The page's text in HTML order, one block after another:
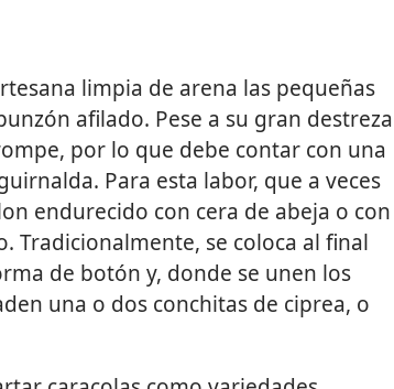
limpia de arena las pequeñas
afilado. Pese a su gran destreza
por lo que debe contar con una
Para esta labor, que a veces
endurecido con cera de abeja o con
Tradicionalmente, se coloca al final
de botón y, donde se unen los
una o dos conchitas de ciprea, o